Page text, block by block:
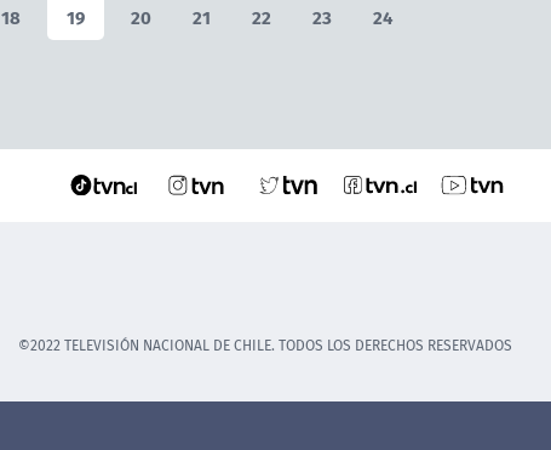
18 19 20 21 22 23 24
©2022 TELEVISIÓN NACIONAL DE CHILE. TODOS LOS DERECHOS RESERVADOS